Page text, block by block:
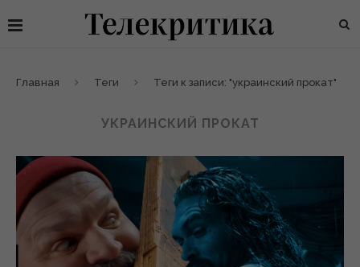
Главная Теги Теги к записи: "украинский прокат"
УКРАИНСКИЙ ПРОКАТ